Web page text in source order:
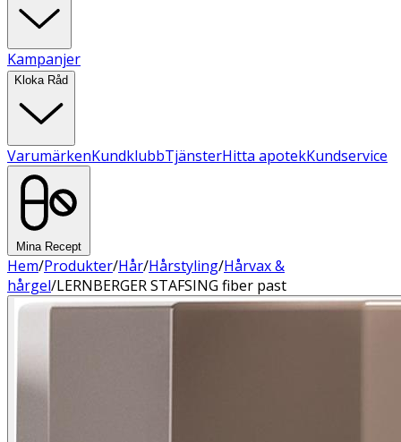
Kampanjer
Kloka Råd
VarumärkenKundklubbTjänsterHitta apotekKundservice
Mina Recept
Hem/Produkter/Hår/Hårstyling/Hårvax &
hårgel/LERNBERGER STAFSING fiber past